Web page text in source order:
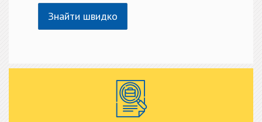
Знайти швидко